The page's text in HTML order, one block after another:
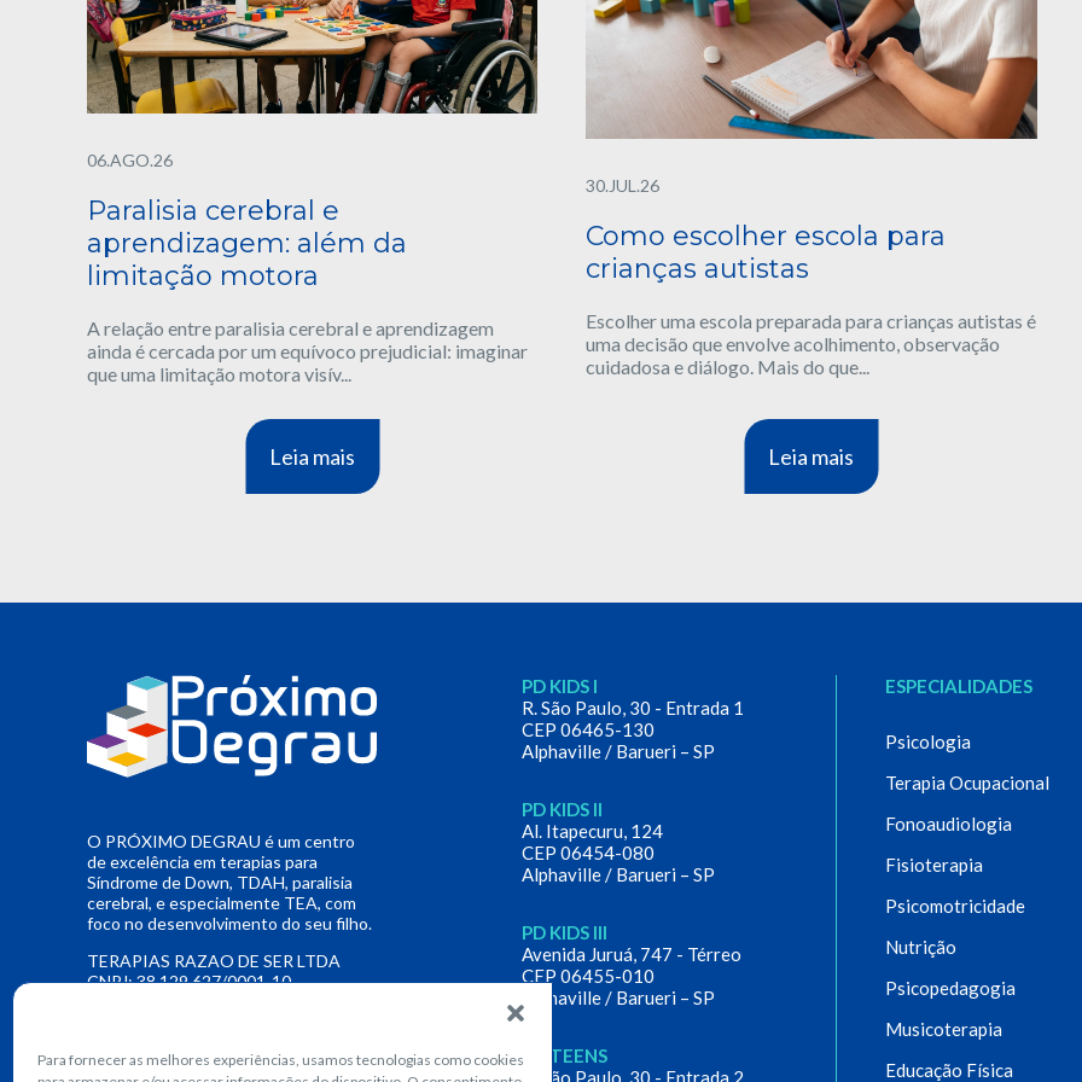
Para fornecer as melhores experiências, usamos tecnologias como cookies
06.AGO.26
Paralisia cerebral e
aprendizagem: além da
limitação motora
A relação entre paralisia cerebral e aprendizagem
ainda é cercada por um equívoco prejudicial: imaginar
que uma limitação motora visív...
Leia mais
30.JUL.26
Como escolher escola para
crianças autistas
Escolher uma escola preparada para crianças autistas é
uma decisão que envolve acolhimento, observação
cuidadosa e diálogo. Mais do que...
Leia mais
O PRÓXIMO DEGRAU é um centro
de excelência em terapias para
Síndrome de Down, TDAH, paralisia
cerebral, e especialmente TEA, com
foco no desenvolvimento do seu filho.
TERAPIAS RAZAO DE SER LTDA
CNPJ: 38.129.627/0001-10
PD KIDS I
R. São Paulo, 30 - Entrada 1
CEP 06465-130
Alphaville / Barueri – SP
PD KIDS II
Al. Itapecuru, 124
CEP 06454-080
Alphaville / Barueri – SP
PD KIDS III
Avenida Juruá, 747 - Térreo
CEP 06455-010
Alphaville / Barueri – SP
PD TEENS
R. São Paulo, 30 - Entrada 2
ESPECIALIDADES
Psicologia
Terapia Ocupacional
Fonoaudiologia
Fisioterapia
Psicomotricidade
Nutrição
Psicopedagogia
Musicoterapia
Educação Física